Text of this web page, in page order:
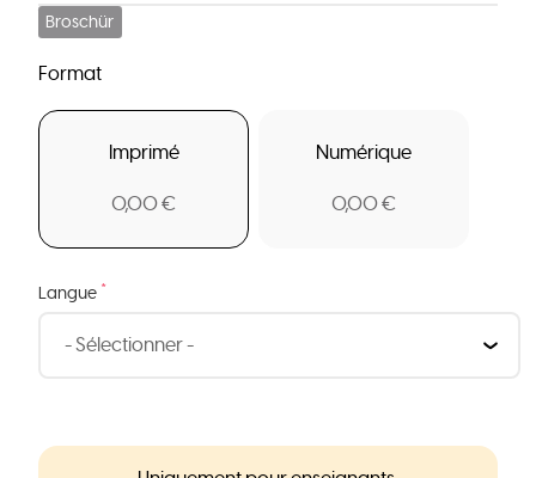
Broschür
Format
Imprimé
0,00 €
Numérique
0,00 €
Langue *